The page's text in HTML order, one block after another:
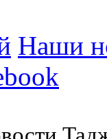
Наши